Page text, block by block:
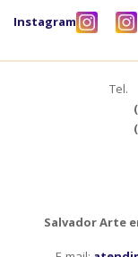
Instagram
Tel.
Salvador Arte